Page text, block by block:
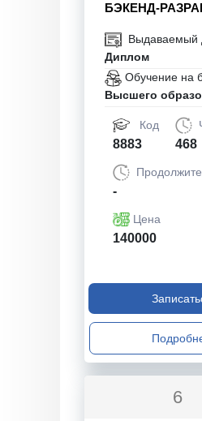
БЭКЕНД-
Выдаваемый
Диплом
Обучение на
Высшего
Код
8883 468
-
Цена
140000
6